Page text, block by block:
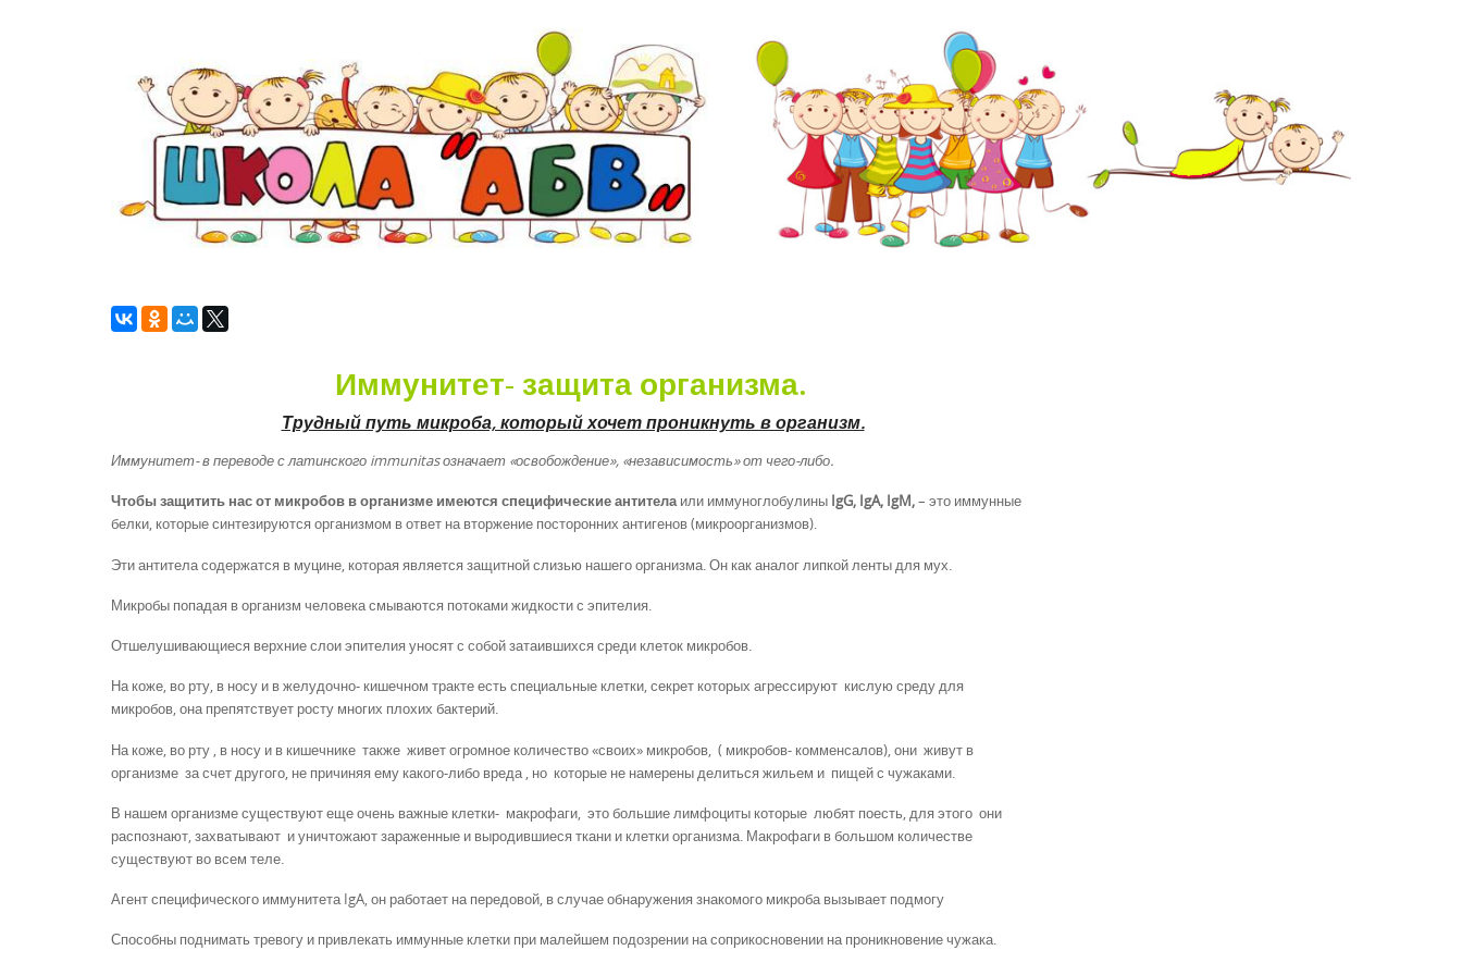
Иммунитет- защита организма.
Трудный путь микроба, который хочет проникнуть в организм.
Иммунитет- в переводе с латинского immunitas означает «освобождение», «независимость» от чего-либо.
Чтобы защитить нас от микробов в организме имеются специфические антителаили иммуноглобулины IgG, IgA, IgM,– это иммунные
белки, которые синтезируются организмом в ответ на вторжение посторонних антигенов (микроорганизмов).
Эти антитела содержатся в муцине, которая является защитной слизью нашего организма. Он как аналог липкой ленты для мух.
Микробы попадая в организм человека смываются потоками жидкости с эпителия.
Отшелушивающиеся верхние слои эпителия уносят с собой затаившихся среди клеток микробов.
На коже, во рту, в носу и в желудочно- кишечном тракте есть специальные клетки, секрет которых агрессируют кислую среду для
микробов, она препятствует росту многих плохих бактерий.
На коже, во рту , в носу и в кишечнике также живет огромное количество «своих» микробов, ( микробов- комменсалов), они живут в
организме за счет другого, не причиняя ему какого-либо вреда , но которые не намерены делиться жильем и пищей с чужаками.
В нашем организме существуют еще очень важные клетки- макрофаги, это большие лимфоциты которые любят поесть, для этого они
распознают, захватывают и уничтожают зараженные и выродившиеся ткани и клетки организма. Макрофаги в большом количестве
существуют во всем теле.
Агент специфического иммунитета IgA, он работает на передовой, в случае обнаружения знакомого микроба вызывает подмогу
Способны поднимать тревогу и привлекать иммунные клетки при малейшем подозрении на соприкосновении на проникновение чужака.